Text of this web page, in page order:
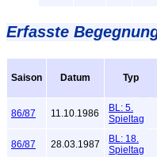
Erfasste
Saison Datum Typ
86/87 11.10.1986
BL: 5.
Spieltag
86/87 28.03.1987
BL: 18.
Spieltag